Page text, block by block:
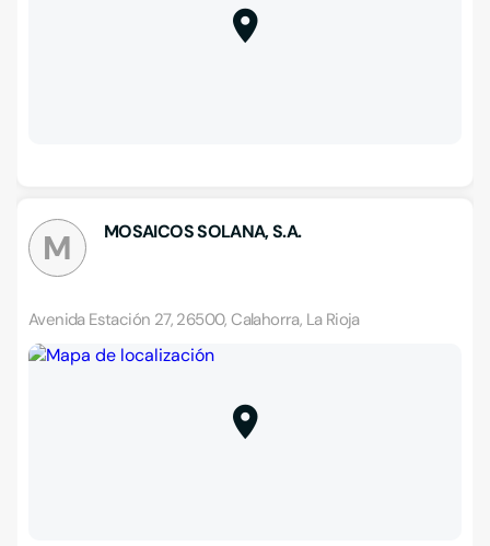
M MOSAICOS SOLANA, S.A.
Avenida Estación 27, 26500, Calahorra, La Rioja